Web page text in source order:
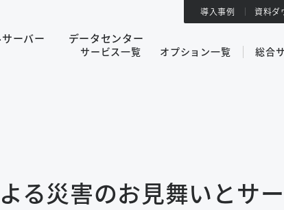
る災害のお見舞いとサ
ーバー データセンター
導入事例 資料ダ
サービス一覧 オプション一覧 総合